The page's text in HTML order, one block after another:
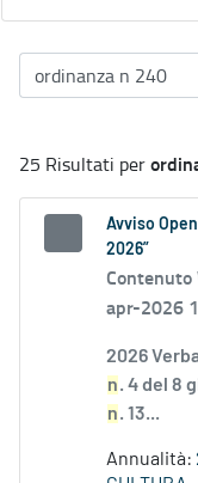
25 Risultati per
Avviso
2026”
Contenuto
apr-2026
2026
n. 4 del 8
n. 13...
Annualità: